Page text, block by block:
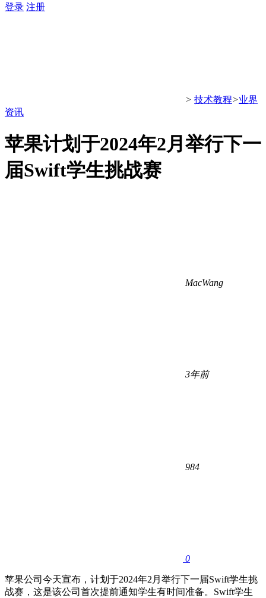
登录 注册
> 技术教程>业界
资讯
苹果计划于2024年2月举行下一
届Swift学生挑战赛
MacWang
3年前
984
0
苹果公司今天宣布，计划于2024年2月举行下一届Swift学生挑
战赛，这是该公司首次提前通知学生有时间准备。Swift学生